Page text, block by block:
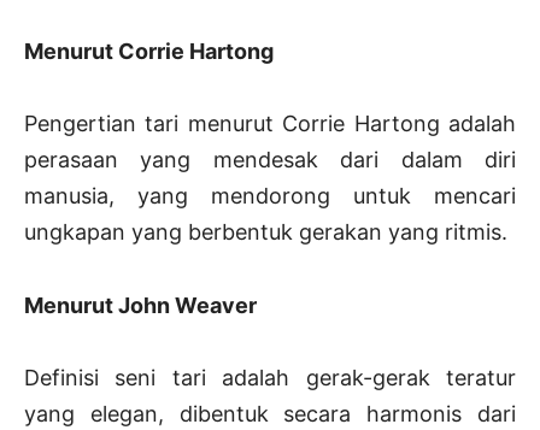
Menurut Corrie Hartong
Pengertian tari menurut Corrie Hartong adalah
perasaan yang mendesak dari dalam diri
manusia, yang mendorong untuk mencari
ungkapan yang berbentuk gerakan yang ritmis.
Menurut John Weaver
Definisi seni tari adalah gerak-gerak teratur
yang elegan, dibentuk secara harmonis dari